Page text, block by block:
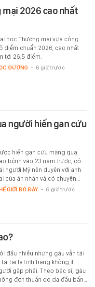
2026 cao nhất
học Thương mại vừa công
điểm chuẩn 2026, cao nhất
tới 26,5 điểm.
ĐƯỜNG - 6 giờ trước
người hiến gan cứu
hiến gan cứu mạng qua
bệnh vào 23 năm trước, cô
người Mỹ nên duyên với anh
của ân nhân và có chuyện…
GIỚI ĐÓ ĐÂY - 6 giờ trước
đầu nhiều nhưng gàu vẫn tái
tái lại là tình trạng không ít
gặp phải. Theo bác sĩ, gàu
đơn thuần do da đầu bẩn…